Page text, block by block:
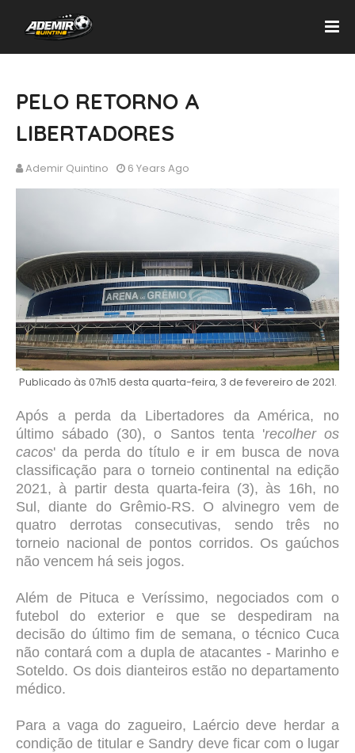
PELO RETORNO A
LIBERTADORES
Ademir Quintino 6 Years Ago
Publicado às 07h15 desta quarta-feira, 3 de fevereiro de 2021.
Após a perda da Libertadores da América, no
último sábado (30), o Santos tenta 'recolher os
cacos' da perda do título e ir em busca de nova
classificação para o torneio continental na edição
2021, à partir desta quarta-feira (3), às 16h, no
Sul, diante do Grêmio-RS. O alvinegro vem de
quatro derrotas consecutivas, sendo três no
torneio nacional de pontos corridos. Os gaúchos
não vencem há seis jogos.
Além de Pituca e Veríssimo, negociados com o
futebol do exterior e que se despediram na
decisão do último fim de semana, o técnico Cuca
não contará com a dupla de atacantes - Marinho e
Soteldo. Os dois dianteiros estão no departamento
médico.
Para a vaga do zagueiro, Laércio deve herdar a
condição de titular e Sandry deve ficar com o lugar